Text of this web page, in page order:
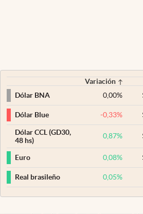
Variación
Dólar BNA
0,00%
Dólar Blue -0,33%
Dólar CCL (GD30,
48 hs)
0,87%
Euro 0,08%
Real brasileño 0,05%